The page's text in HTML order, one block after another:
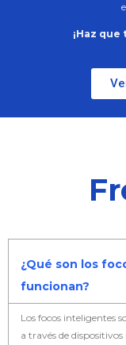
¡Haz
¿Qué son los
funcionan?
Los focos inteligentes
a través de